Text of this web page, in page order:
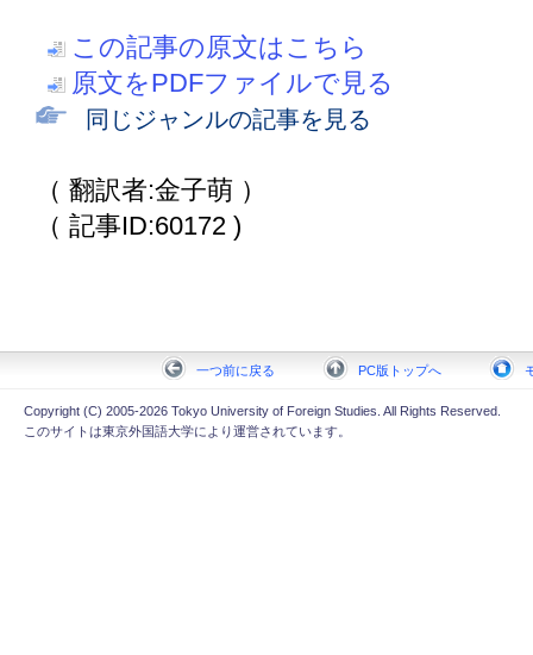
この記事の原文はこちら
原文をPDFファイルで見る
同じジャンルの記事を見る
（ 翻訳者:金子萌 ）
（ 記事ID:60172 )
一つ前に戻る PC版トップへ
Copyright (C) 2005-2026 Tokyo University of Foreign Studies. All Rights Reserved.
このサイトは東京外国語大学により運営されています。